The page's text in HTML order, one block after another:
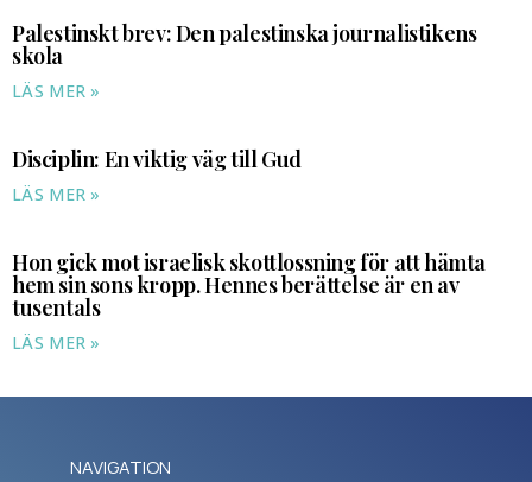
Palestinskt brev: Den palestinska journalistikens
skola
LÄS MER »
Disciplin: En viktig väg till Gud
LÄS MER »
Hon gick mot israelisk skottlossning för att hämta
hem sin sons kropp. Hennes berättelse är en av
tusentals
LÄS MER »
NAVIGATION